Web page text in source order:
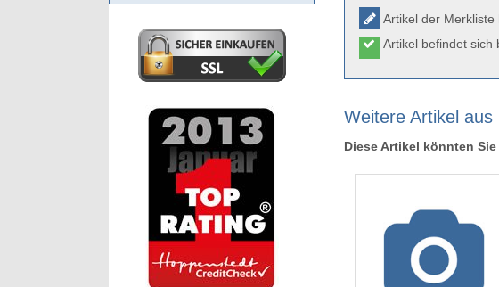
Artikel der
Artikel befindet sich
Weitere Artikel
Diese Artikel könnten